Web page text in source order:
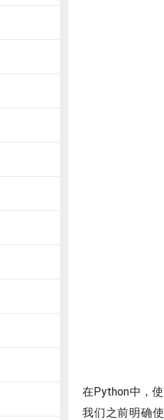
在Python中，
我们之前明确